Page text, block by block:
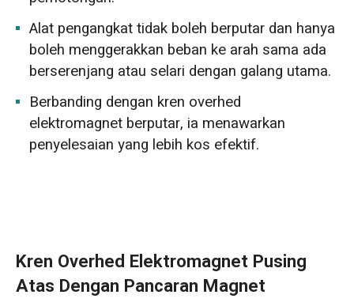
Alat pengangkat tidak boleh berputar dan hanya
boleh menggerakkan beban ke arah sama ada
berserenjang atau selari dengan galang utama.
Berbanding dengan kren overhed
elektromagnet berputar, ia menawarkan
penyelesaian yang lebih kos efektif.
Kren Overhed Elektromagnet Pusing
Atas Dengan Pancaran Magnet